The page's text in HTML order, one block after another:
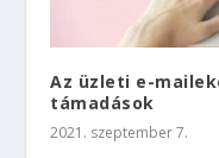
Az üzleti e-
támadások
2021. szeptember 7.